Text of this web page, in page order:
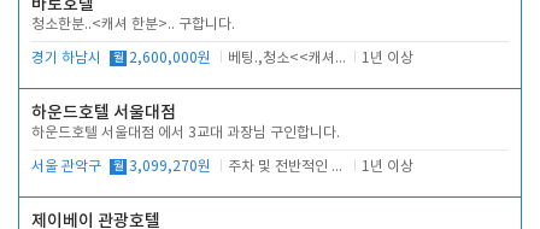
바로호텔
청소한분..<캐셔 한분>.. 구합니다.
경기 하남시 월 2,600,000원 베팅.,청소<<캐셔 모셔봅니다. 1년 이상
하운드호텔 서울대점
하운드호텔 서울대점 에서 3교대 과장님 구인합니다.
서울 관악구 월 3,099,270원 주차 및 전반적인 당번업무 1년 이상
제이베이 관광호텔